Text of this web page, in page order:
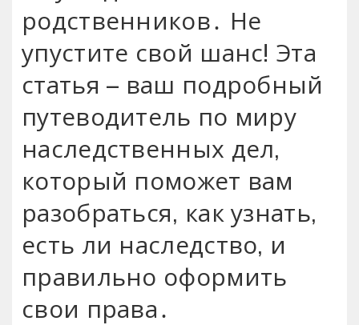
родственников․ Не
упустите свой шанс! Эта
статья – ваш подробный
путеводитель по миру
наследственных дел,
который поможет вам
разобраться, как узнать,
есть ли наследство, и
правильно оформить
свои права․